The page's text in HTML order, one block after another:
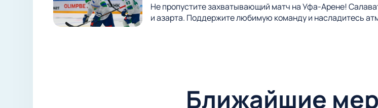
Не пропустите захватывающий матч на Уфа-Арене!
и азарта. Поддержите любимую команду и насладитесь
Ближайшие